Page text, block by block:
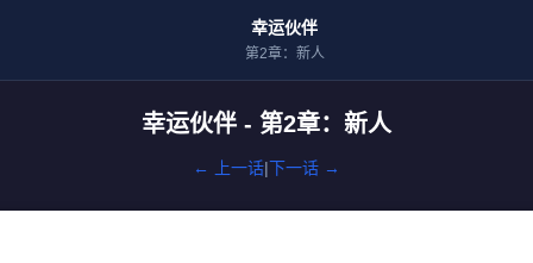
幸运伙伴
第2章：新人
幸运伙伴 - 第2章：新人
← 上一话|下一话 →